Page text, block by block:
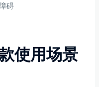
碍
使用场景